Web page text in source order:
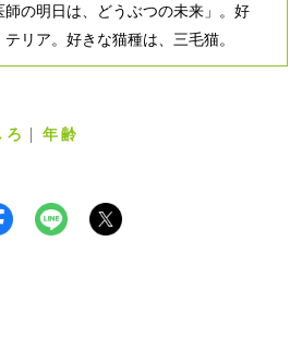
の明日は、どうぶつの未来」。好
リア。好きな猫種は、三毛猫。
ろ 年齢